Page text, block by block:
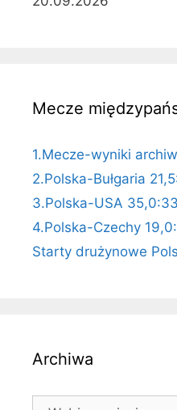
Mecze
1.Mecze-wyniki
2.Polska-Bułgaria
3.Polska-USA
4.Polska-Czechy
Starty drużynowe
Archiwa
Archiwa